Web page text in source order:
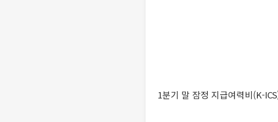
1분기 말 잠정 지급여력비(K-